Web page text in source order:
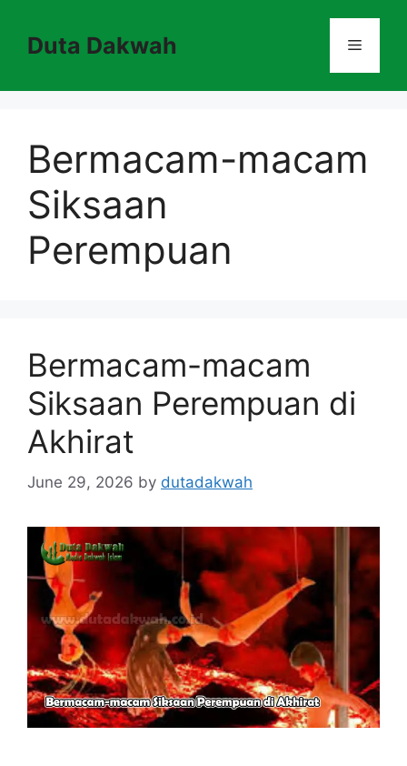
contentDuta Dakwah Menu
Bermacam-macam
Siksaan
Perempuan
Bermacam-macam
Siksaan Perempuan di
Akhirat
June 29, 2026 by dutadakwah